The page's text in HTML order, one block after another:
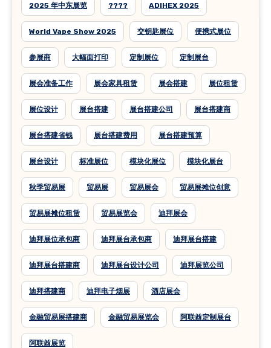
2025 年中东展览 ???? ADIHEX 2025
World Vape Show 2025 交钥匙展位 便携式展位
参展商 大幅面打印 定制展位 定制展台
展会准备工作 展会家具租赁 展会搭建 展位租赁
展位设计 展台搭建 展台搭建公司 展台搭建商
展台搭建省钱 展台搭建费用 展台搭建预算
展台设计 标准展位 模块化展位 模块化展台
秋季贸易展 贸易展 贸易展会 贸易展摊位创意
贸易展摊位租赁 贸易展览会 迪拜展会
迪拜展位承包商 迪拜展台承包商 迪拜展台搭建
迪拜展台搭建商 迪拜展台设计公司 迪拜展览公司
迪拜搭建商 迪拜电子烟展 酒店展会
金融贸易展搭建商 金融贸易展览会 阿联酋定制展台
阿联酋展览